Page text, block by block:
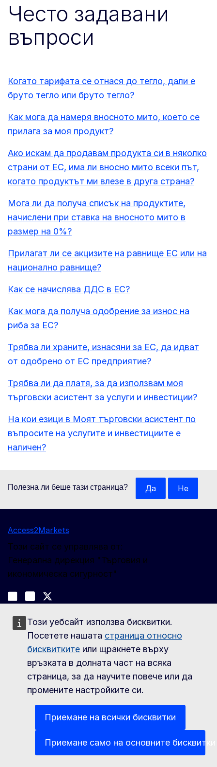
Този уебсайт използва бисквитки.
Посетете нашата страница относно
бисквитките или щракнете върху
връзката в долната част на всяка
страница, за да научите повече или да
промените настройките си.
Приемане на всички бисквитки
Приемане само на основните бисквитки
Често задавани
въпроси
Когато тарифата се отнася до тегло, дали е
бруто тегло или бруто тегло?
Как мога да намеря вносното мито, което се
прилага за моя продукт?
Ако искам да продавам продукта си в няколко
страни от ЕС, има ли вносно мито всеки път,
когато продуктът ми влезе в друга страна?
Мога ли да получа списък на продуктите,
начислени при ставка на вносното мито в
размер на 0%?
Прилагат ли се акцизите на равнище ЕС или на
национално равнище?
Как се начислява ДДС в ЕС?
Как мога да получа одобрение за износ на
риба за ЕС?
Трябва ли храните, изнасяни за ЕС, да идват
от одобрено от ЕС предприятие?
Трябва ли да платя, за да използвам моя
търговски асистент за услуги и инвестиции?
На кои езици в Моят търговски асистент по
въпросите на услугите и инвестициите е
наличен?
Полезна ли беше тази страница? Да Не
Access2Markets
Този сайт се управлява от:
Генерална дирекция "Търговия и
икономическа сигурност"
Join us on LinkedIn
Trade-Off podcast
За контакти
За контакт с Access2Markets
За нас
За Access2Markets
Карта на сайта
Related sites